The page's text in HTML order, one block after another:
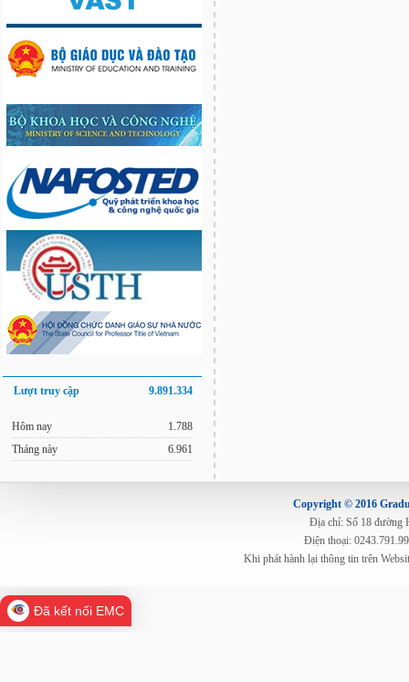
Lượt truy cập 9.891.334
Hôm nay
Tháng này
1.788
6.961
Copyright © 2016
Địa chỉ: Số 18 đường
Điện thoại:
Khi phát hành lại thông tin trên
Đã kết nối EMC